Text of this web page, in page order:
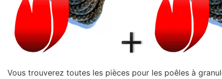
Vous trouverez toutes les pièces pour les poêles à